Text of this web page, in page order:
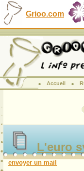
Grioo.com
Accueil
L'euro
envoyer un mail